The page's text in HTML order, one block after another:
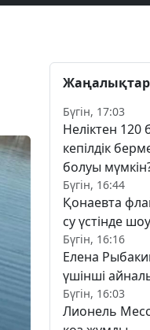
Жаңалықтар
Бүгін, 17:03
Неліктен 120
кепілдік
болуы
Бүгін, 16:44
Қонаевта
су үстінде
Бүгін, 16:16
Елена
үшінші
Бүгін, 16:03
Лионель